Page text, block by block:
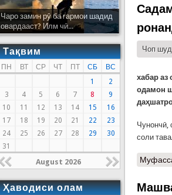
Чоп
хабар аз
одамон
Чунончӣ,
соли
Чаро замин рӯ ба гармои шадид
овардааст? Илм чӣ...
Тақвим
ПН ВТ СР ЧТ ПТ СБ
ВС
1
2
3
4 5 6 7 8
9
10
11 12 13 14 15
16
17
18 19 20 21 22
23
24
25 26 27 28 29
30
31
August 2026
Ҳаводиси олам